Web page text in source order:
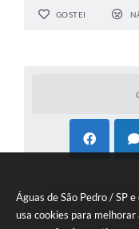
Águas de São Pedro / SP
usa cookies para
GOSTEI